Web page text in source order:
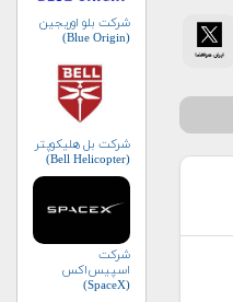
شرکت بلو اوریجین
(Blue Origin)
شرکت بل هلیکوپتر
(Bell Helicopter)
شرکت
اسپیس‌اکس
(SpaceX)